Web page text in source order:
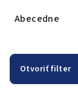
p
Abecedne
Otvoriť filter